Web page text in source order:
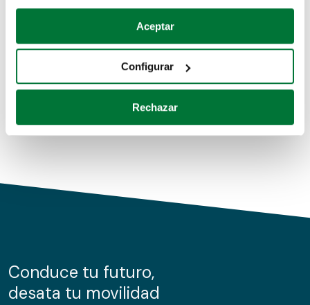
Si lo permite, también quisiéramos:
Recopilar información sobre su ubicación geográfica
Identificar su dispositivo analizándolo activamente
para buscar características específicas (huellas
Obtenga más información sobre cómo se procesan sus
de cookies.
información sobre el uso que haga del sitio web con
nuestros partners de redes sociales, publicidad y análisis
Aceptar
Configurar
Rechazar
Coches de segunda mano
Coches de km0
Conduce tu futuro,
desata tu movilidad